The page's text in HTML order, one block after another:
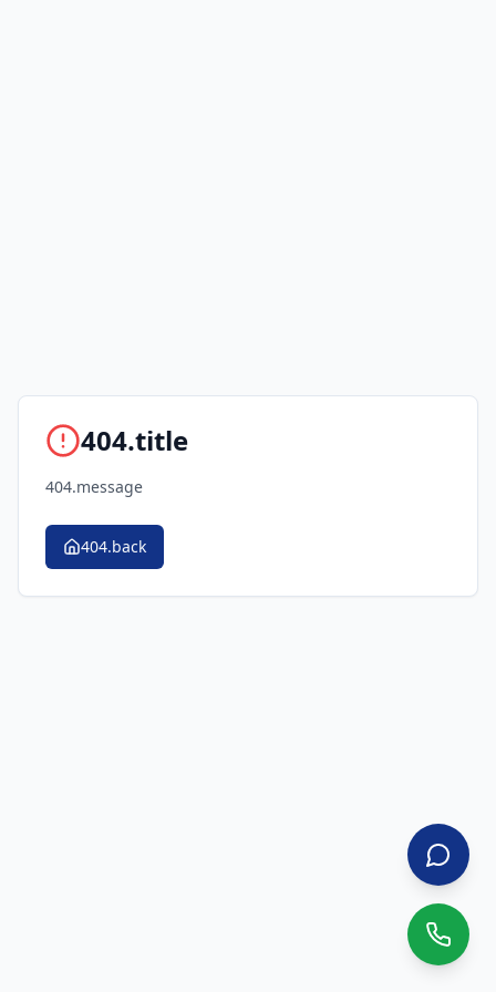
404.title
404.message
404.back